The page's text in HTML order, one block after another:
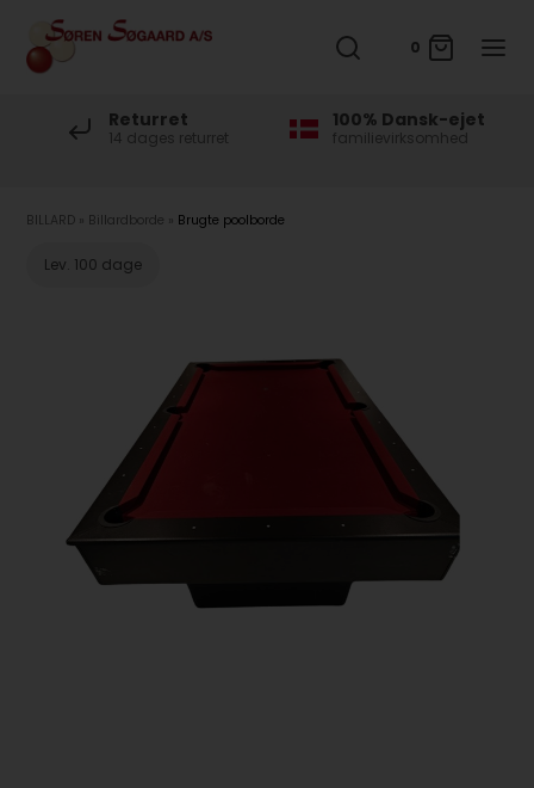
0
Returret
14 dages returret
100% Dansk-ejet
familievirksomhed
BILLARD Billardborde Brugte poolborde
Lev. 100 dage